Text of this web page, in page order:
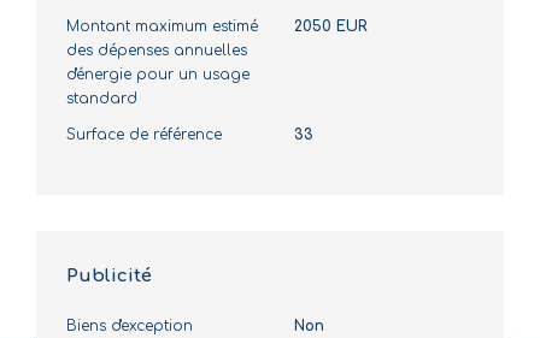
Montant maximum estimé
des dépenses annuelles
d'énergie pour un usage
standard
2050 EUR
Surface de référence 33
Publicité
Biens d'exception Non